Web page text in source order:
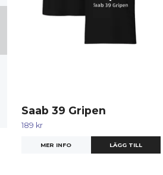
Saab 39 Gripen
189 kr
MER INFO LÄGG TILL